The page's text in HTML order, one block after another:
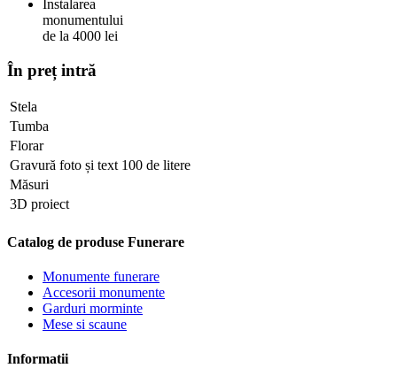
Instalarea
monumentului
de la 4000 lei
În preț intră
Stela
Tumba
Florar
Gravură foto și text 100 de litere
Măsuri
3D proiect
Catalog de produse Funerare
Monumente funerare
Accesorii monumente
Garduri morminte
Mese si scaune
Informatii